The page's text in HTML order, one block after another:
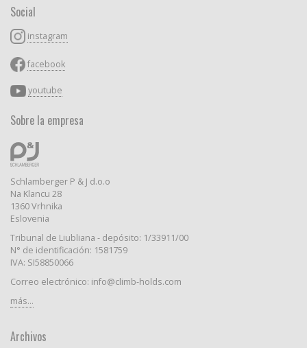
Social
instagram
facebook
youtube
Sobre la empresa
Schlamberger P & J d.o.o
Na Klancu 28
1360 Vrhnika
Eslovenia
Tribunal de Liubliana - depósito: 1/33911/00
N° de identificación: 1581759
IVA: SI58850066
Correo electrónico: info@climb-holds.com
más...
Archivos